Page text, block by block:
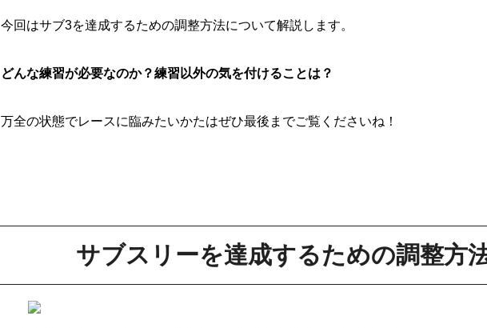
今回はサブ3を達成するための調整方法について解説します。
どんな練習が必要なのか？練習以外の気を付けることは？
万全の状態でレースに臨みたいかたはぜひ最後までご覧くださいね！
サブスリーを達成するための調整方